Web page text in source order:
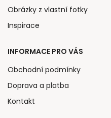
Obrázky z vlastní fotky
Inspirace
INFORMACE PRO VÁS
Obchodní podmínky
Doprava a platba
Kontakt